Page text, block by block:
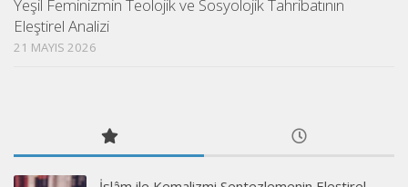
Yeşil Feminizmin Teolojik ve Sosyolojik Tahribatının
Eleştirel Analizi
21 MAYIS 2026